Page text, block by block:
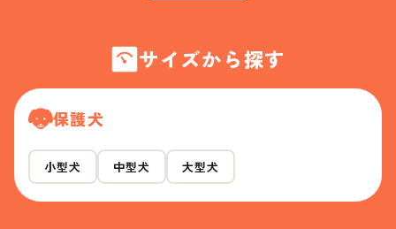
サイズから探す
保護犬
小型犬 中型犬 大型犬